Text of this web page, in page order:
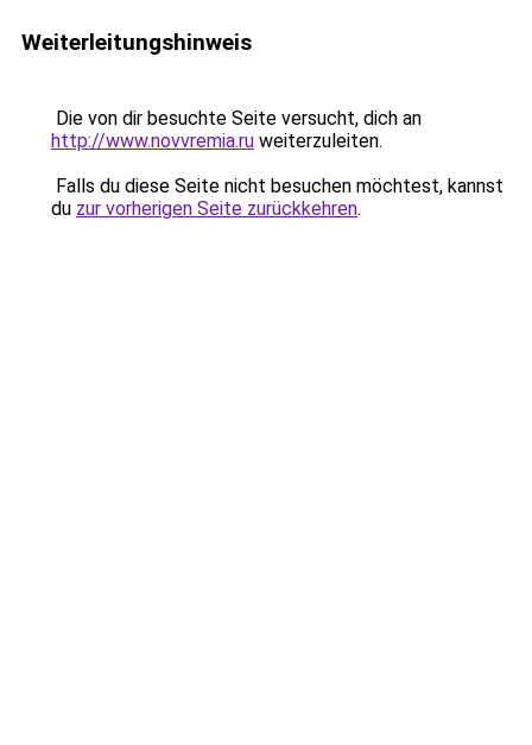
Weiterleitungshinweis
Die von dir besuchte Seite versucht, dich an
http://www.novvremia.ru weiterzuleiten.
Falls du diese Seite nicht besuchen möchtest, kannst
du zur vorherigen Seite zurückkehren.